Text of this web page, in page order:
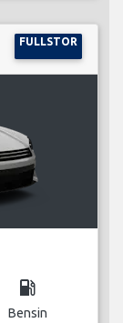
FULLSTOR
local_gas_station
Bensin